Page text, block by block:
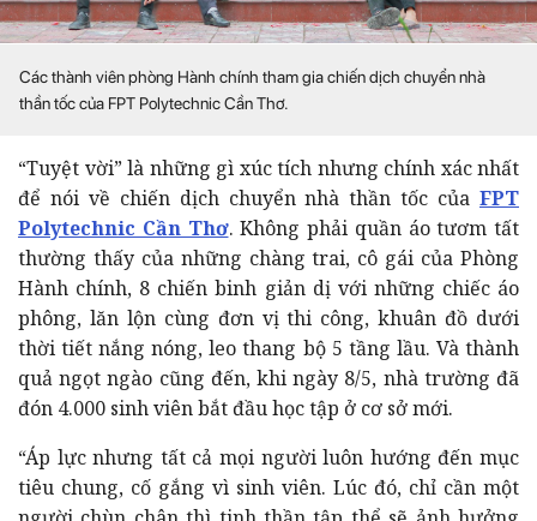
Các thành viên phòng Hành chính tham gia chiến dịch chuyển nhà
thần tốc của FPT Polytechnic Cần Thơ.
“Tuyệt vời” là những gì xúc tích nhưng chính xác nhất
để nói về chiến dịch chuyển nhà thần tốc của FPT
Polytechnic Cần Thơ. Không phải quần áo tươm tất
thường thấy của những chàng trai, cô gái của Phòng
Hành chính, 8 chiến binh giản dị với những chiếc áo
phông, lăn lộn cùng đơn vị thi công, khuân đồ dưới
thời tiết nắng nóng, leo thang bộ 5 tầng lầu. Và thành
quả ngọt ngào cũng đến, khi ngày 8/5, nhà trường đã
đón 4.000 sinh viên bắt đầu học tập ở cơ sở mới.
“Áp lực nhưng tất cả mọi người luôn hướng đến mục
tiêu chung, cố gắng vì sinh viên. Lúc đó, chỉ cần một